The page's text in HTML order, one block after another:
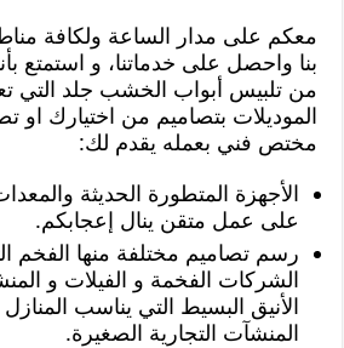
معكم على مدار الساعة ولكافة
بنا واحصل على خدماتنا، و استمتع
من تلبيس أبواب الخشب جلد التي
الموديلات بتصاميم من اختيارك او
مختص فني بعمله يقدم لك:
الأجهزة المتطورة الحديثة
على عمل متقن ينال إعجابكم.
رسم تصاميم مختلفة منها الفخم
الشركات الفخمة و الفيلات و
الأنيق البسيط التي يناسب
المنشآت التجارية الصغيرة.